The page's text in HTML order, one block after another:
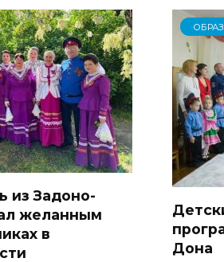
из Задоно-
желанным
в
Дона